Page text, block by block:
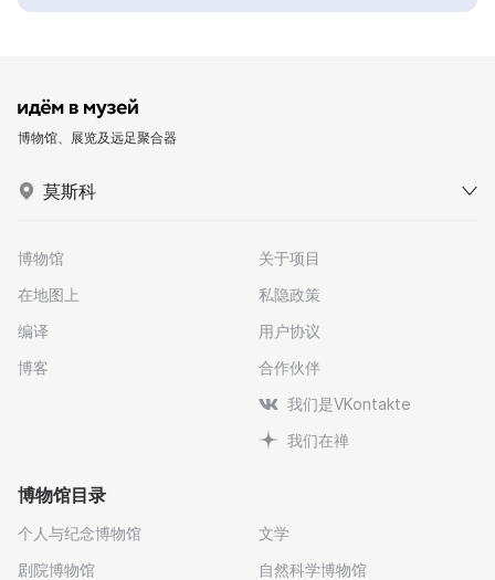
博物馆、展览及远足聚合器
莫斯科
博物馆
在地图上
编译
博客
关于项目
私隐政策
用户协议
合作伙伴
我们是VKontakte
我们在禅
博物馆目录
个人与纪念博物馆
剧院博物馆
文学
自然科学博物馆